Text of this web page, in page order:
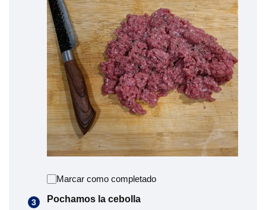
Marcar como completado
Pochamos la cebolla